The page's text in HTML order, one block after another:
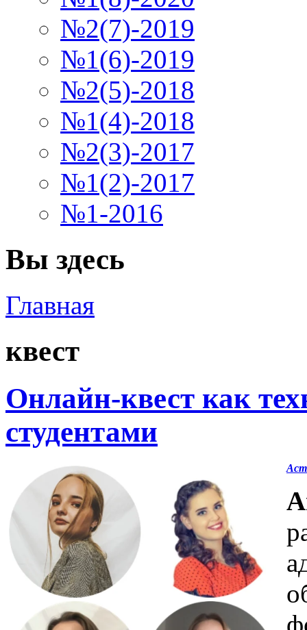
№2(7)-2019
№1(6)-2019
№2(5)-2018
№1(4)-2018
№2(3)-2017
№1(2)-2017
№1-2016
Вы здесь
Главная
квест
Онлайн-квест как
студентами